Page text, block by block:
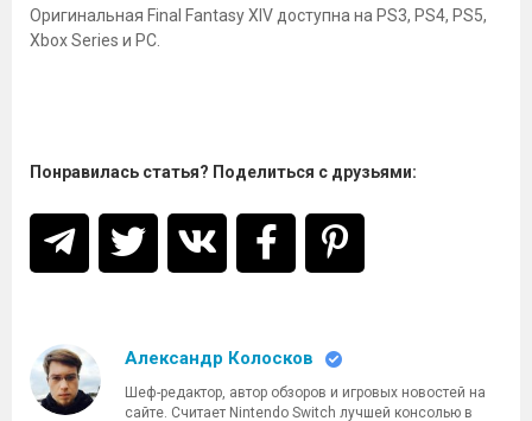
Оригинальная Final Fantasy XIV доступна на PS3, PS4, PS5,
Xbox Series и PC.
Понравилась статья? Поделиться с друзьями:
Александр Колосков
Шеф-редактор, автор обзоров и игровых новостей на
сайте. Считает Nintendo Switch лучшей консолью в